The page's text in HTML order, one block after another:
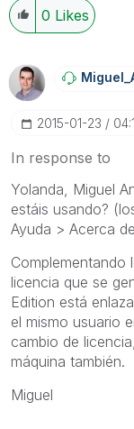
0 Likes
‎2015-01-23
In response to
Yolanda, Miguel
estáis usando?
Ayuda > Acerca
Complementando
licencia que se
Edition está
el mismo usuario
cambio de
máquina también.
Miguel